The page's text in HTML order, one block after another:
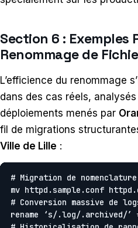
Section 6 : Exemples
Renommage de
L’efficience du renommage
dans des cas réels,
déploiements menés par
fil de migrations
Ville de Lille :
# Migration de
mv httpd.sample.conf
# Conversion massive de
rename ‘s/.log/.archived/’